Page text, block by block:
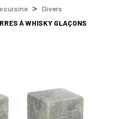
cuisine
Divers
À WHISKY GLAÇONS